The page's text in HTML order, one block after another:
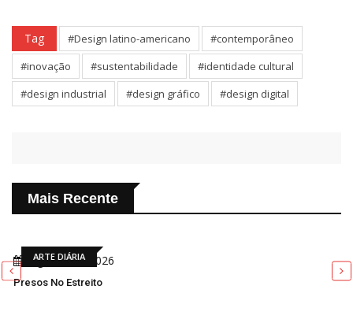
Tag #Design latino-americano
#contemporâneo
#inovação
#sustentabilidade
#identidade cultural
#design industrial
#design gráfico #design digital
Mais Recente
ARTE DIÁRIA
Agosto 08, 2026
Presos No Estreito